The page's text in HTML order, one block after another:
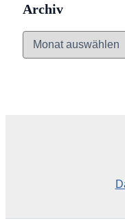
Archiv